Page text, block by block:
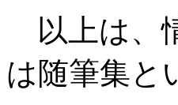
以上は、
は随筆集と